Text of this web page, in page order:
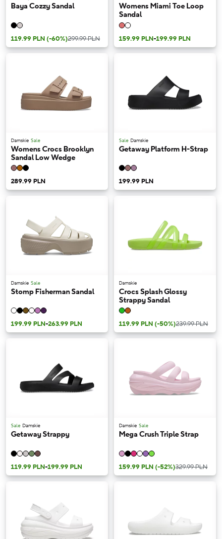
Baya Cozzy Sandal
119.99 PLN (-60%)299.99 PLN
Womens Miami Toe Loop
Sandal
159.99 PLN-199.99 PLN
Damskie Sale
Womens Crocs Brooklyn
Sandal Low Wedge
289.99 PLN
Sale Damskie
Getaway Platform H-Strap
199.99 PLN
Damskie Sale
Stomp Fisherman Sandal
199.99 PLN-263.99 PLN
Damskie
Crocs Splash Glossy
Strappy Sandal
119.99 PLN (-50%)239.99 PLN
Sale Damskie
Getaway Strappy
119.99 PLN-199.99 PLN
Damskie Sale
Mega Crush Triple Strap
159.99 PLN (-52%)329.99 PLN